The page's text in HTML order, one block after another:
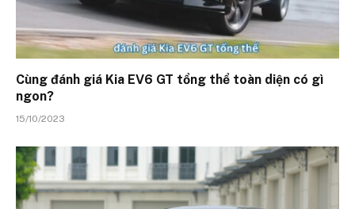
Cùng đánh giá Kia EV6 GT tổng thể toàn diện có gì
ngon?
15/10/2023